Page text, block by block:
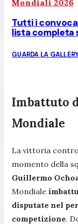
Mondiali 2026
Tutti i
lista completa
GUARDA LA
Imbattuto
Mondiale
La vittoria
momento della
Guillermo
Mondiale
disputate nel
competizione.